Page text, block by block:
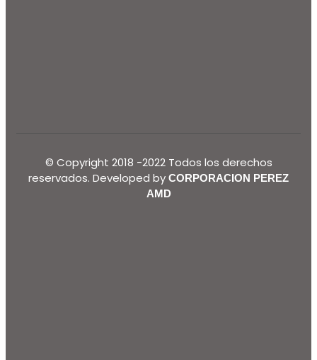
© Copyright 2018 -2022 Todos los derechos
reservados. Developed by CORPORACION PEREZ
AMD